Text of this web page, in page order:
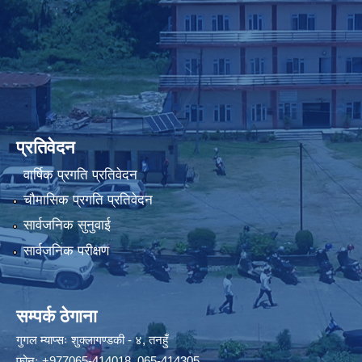
प्रतिवेदन
वार्षिक प्रगति प्रतिवेदन
चौमासिक प्रगति प्रतिवेदन
सार्वजनिक सुनुवाई
सार्वजनिक परीक्षण
सम्पर्क ठेगाना
गुगल म्याप्सःशुक्लागण्डकी - ४, तनहुँ